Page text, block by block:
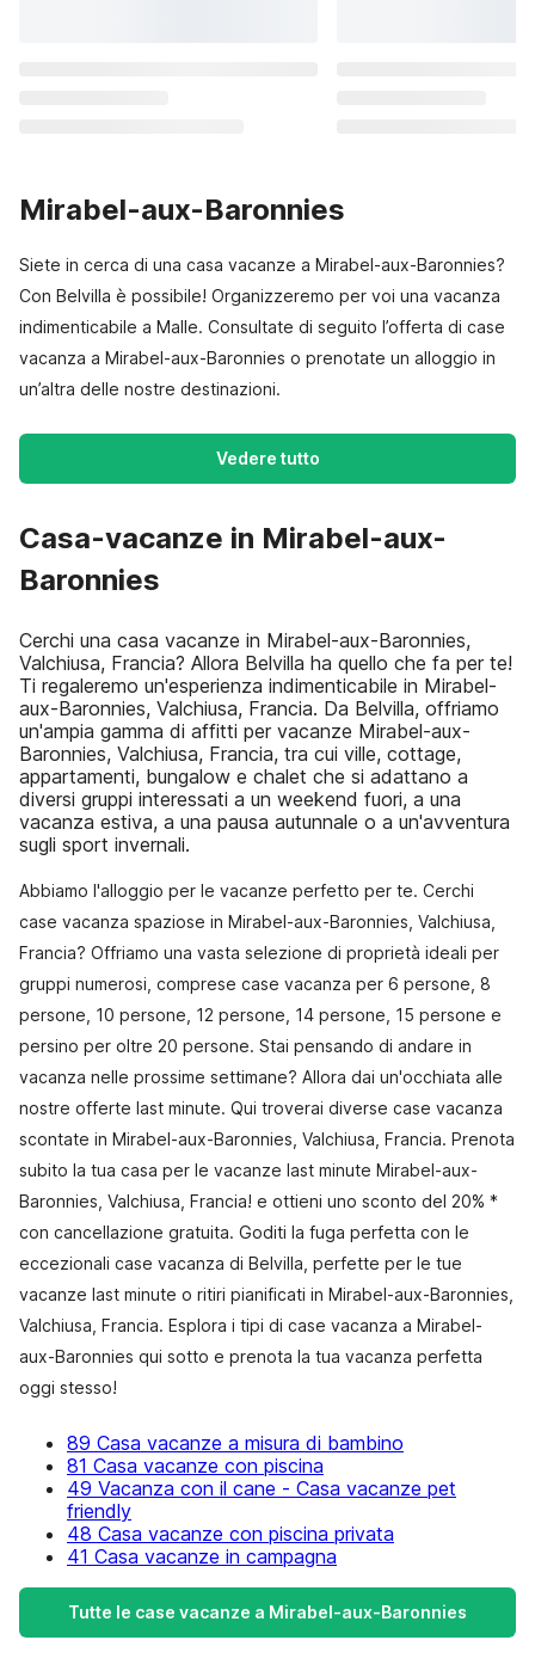
Mirabel-aux-Baronnies
Siete in cerca di una casa vacanze a Mirabel-aux-Baronnies?
Con Belvilla è possibile! Organizzeremo per voi una vacanza
indimenticabile a Malle. Consultate di seguito l’offerta di case
vacanza a Mirabel-aux-Baronnies o prenotate un alloggio in
un’altra delle nostre destinazioni.
Vedere tutto
Casa-vacanze in Mirabel-aux-
Baronnies
Cerchi una casa vacanze in Mirabel-aux-Baronnies,
Valchiusa, Francia? Allora Belvilla ha quello che fa per te!
Ti regaleremo un'esperienza indimenticabile in Mirabel-
aux-Baronnies, Valchiusa, Francia. Da Belvilla, offriamo
un'ampia gamma di affitti per vacanze Mirabel-aux-
Baronnies, Valchiusa, Francia, tra cui ville, cottage,
appartamenti, bungalow e chalet che si adattano a
diversi gruppi interessati a un weekend fuori, a una
vacanza estiva, a una pausa autunnale o a un'avventura
sugli sport invernali.
Abbiamo l'alloggio per le vacanze perfetto per te. Cerchi
case vacanza spaziose in Mirabel-aux-Baronnies, Valchiusa,
Francia? Offriamo una vasta selezione di proprietà ideali per
gruppi numerosi, comprese case vacanza per 6 persone, 8
persone, 10 persone, 12 persone, 14 persone, 15 persone e
persino per oltre 20 persone. Stai pensando di andare in
vacanza nelle prossime settimane? Allora dai un'occhiata alle
nostre offerte last minute. Qui troverai diverse case vacanza
scontate in Mirabel-aux-Baronnies, Valchiusa, Francia. Prenota
subito la tua casa per le vacanze last minute Mirabel-aux-
Baronnies, Valchiusa, Francia! e ottieni uno sconto del 20% *
con cancellazione gratuita. Goditi la fuga perfetta con le
eccezionali case vacanza di Belvilla, perfette per le tue
vacanze last minute o ritiri pianificati in Mirabel-aux-Baronnies,
Valchiusa, Francia. Esplora i tipi di case vacanza a Mirabel-
aux-Baronnies qui sotto e prenota la tua vacanza perfetta
oggi stesso!
89 Casa vacanze a misura di bambino
81 Casa vacanze con piscina
49 Vacanza con il cane - Casa vacanze pet
friendly
48 Casa vacanze con piscina privata
41 Casa vacanze in campagna
Tutte le case vacanze a Mirabel-aux-Baronnies